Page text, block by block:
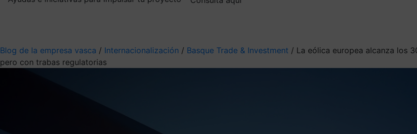
Blog de la empresa vasca / Internacionalización / Basque Trade & Investment / La eólica europea alcanza los
pero con trabas regulatorias